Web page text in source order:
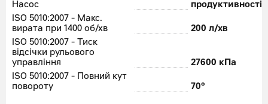
Насос
продуктивності
ISO 5010:2007 - Макс.
вирата при 1400 об/хв
200 л/хв
ISO 5010:2007 - Тиск
відсічки рульового
управління
27600 кПа
ISO 5010:2007 - Повний кут
повороту
70°